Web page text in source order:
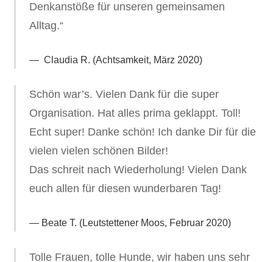
Denkanstöße für unseren gemeinsamen
Alltag.“
Claudia R. (Achtsamkeit, März 2020)
Schön war’s. Vielen Dank für die super
Organisation. Hat alles prima geklappt. Toll!
Echt super! Danke schön! Ich danke Dir für die
vielen vielen schönen Bilder!
Das schreit nach Wiederholung! Vielen Dank
euch allen für diesen wunderbaren Tag!
Beate T. (Leutstettener Moos, Februar 2020)
Tolle Frauen, tolle Hunde, wir haben uns sehr